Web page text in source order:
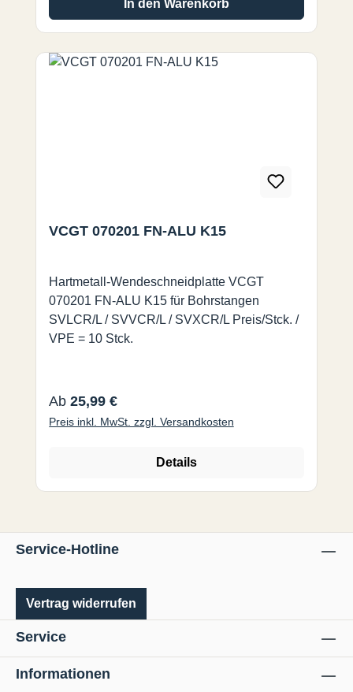
In den Warenkorb
VCGT 070201 FN-ALU K15
Hartmetall-Wendeschneidplatte VCGT
070201 FN-ALU K15 für Bohrstangen
SVLCR/L / SVVCR/L / SVXCR/L Preis/Stck. /
VPE = 10 Stck.
Regulärer Preis:
Ab 25,99 €
Preis inkl. MwSt. zzgl. Versandkosten
Details
Service-Hotline
Vertrag widerrufen
Service
Informationen